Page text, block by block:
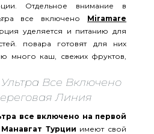
Отдельное внимание в
все включено Miramare
уделяется и питанию для
повара готовят для них
много каш, свежих фруктов,
Все Включено
Линия
все включено на первой
Турции имеют свой